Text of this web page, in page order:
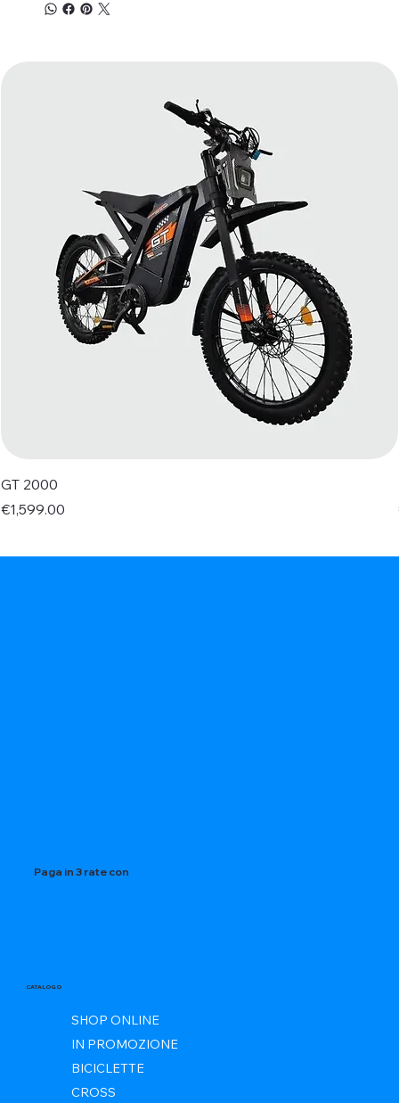
GT 2000
Price
€1,599.00
Paga in 3 rate con
CATALOGO
SHOP ONLINE
IN PROMOZIONE
BICICLETTE
CROSS